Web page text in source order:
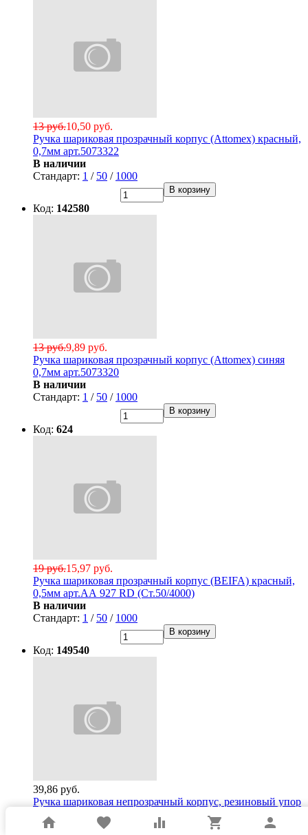
10,50 руб.
13 руб.
Ручка шариковая прозрачный корпус (Attomex) красный,
0,7мм арт.5073322
В наличии
Стандарт: 1 / 50 / 1000
В корзину
Код: 142580
9,89 руб.
13 руб.
Ручка шариковая прозрачный корпус (Attomex) синяя
0,7мм арт.5073320
В наличии
Стандарт: 1 / 50 / 1000
В корзину
Код: 624
15,97 руб.
19 руб.
Ручка шариковая прозрачный корпус (BEIFA) красный,
0,5мм арт.АА 927 RD (Ст.50/4000)
В наличии
Стандарт: 1 / 50 / 1000
В корзину
Код: 149540
39,86 руб.
Ручка шариковая непрозрачный корпус, резиновый упор
(BIC) Круглая палочка (Round Stic Exact) синий, 0,7мм
арт.BC918543
home favorite equalizer shopping_cart person